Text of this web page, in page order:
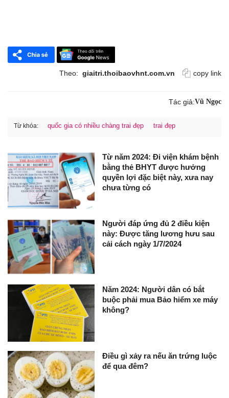
Theo: giaitri.thoibaovhnt.com.vn copy link
Tác giả:Vũ Ngọc
Từ khóa: quốc gia có nhiều chàng trai đẹp trai đẹp
Từ năm 2024: Đi viện khám bệnh
bằng thẻ BHYT được hưởng
quyền lợi đặc biệt này, xưa nay
chưa từng có
Người đáp ứng đủ 2 điều kiện
này: Được tăng lương hưu sau
cải cách ngày 1/7/2024
Năm 2024: Người dân có bắt
buộc phải mua Bảo hiểm xe máy
không?
Điều gì xảy ra nếu ăn trứng luộc
để qua đêm?